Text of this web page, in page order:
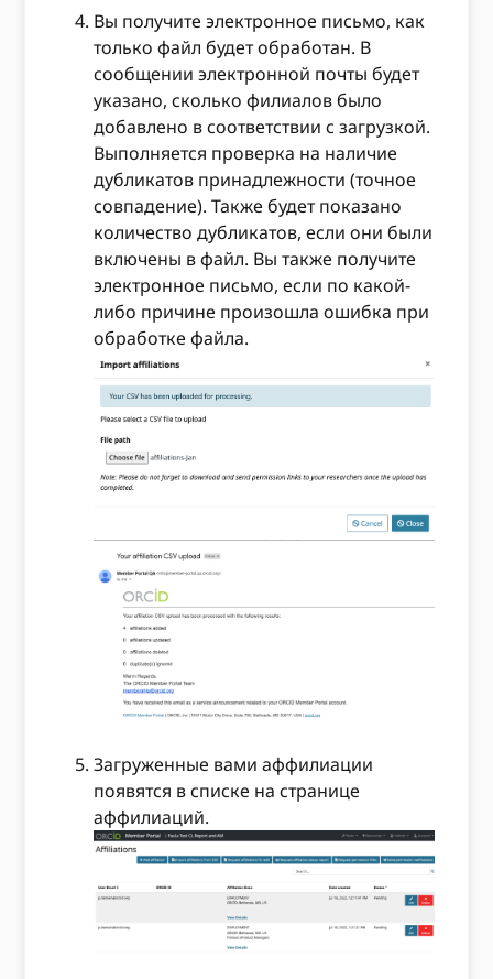
Вы получите электронное письмо, как
только файл будет обработан. В
сообщении электронной почты будет
указано, сколько филиалов было
добавлено в соответствии с загрузкой.
Выполняется проверка на наличие
дубликатов принадлежности (точное
совпадение). Также будет показано
количество дубликатов, если они были
включены в файл. Вы также получите
электронное письмо, если по какой-
либо причине произошла ошибка при
обработке файла.
Загруженные вами аффилиации
появятся в списке на странице
аффилиаций.